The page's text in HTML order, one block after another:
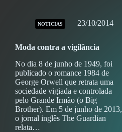
NOTICIAS 23/10/2014
Moda contra a vigilância
No dia 8 de junho de 1949, foi
publicado o romance 1984 de
George Orwell que retrata uma
sociedade vigiada e controlada
pelo Grande Irmão (o Big
Brother). Em 5 de junho de 2013,
o jornal inglês The Guardian
relata…